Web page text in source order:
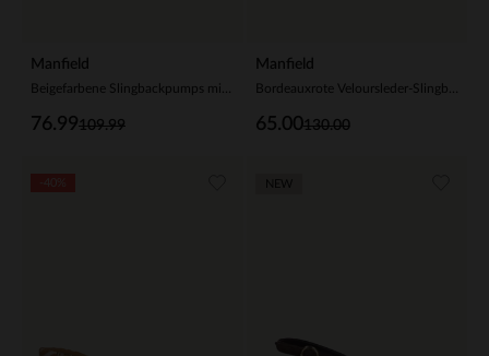
Manfield
109.99
76.99
Manfield
130.00
65.00